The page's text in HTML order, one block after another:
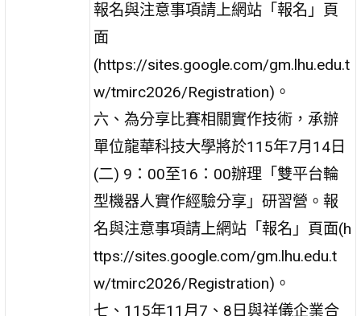
報名與注意事項請上網站「報名」頁
面
(https://sites.google.com/gm.lhu.edu.t
w/tmirc2026/Registration)。
六、為分享比賽相關實作技術，承辦
單位龍華科技大學將於115年7月14日
(二) 9：00至16：00辦理「雙平台輪
型機器人實作經驗分享」研習營。報
名與注意事項請上網站「報名」頁面(h
ttps://sites.google.com/gm.lhu.edu.t
w/tmirc2026/Registration)。
七、115年11月7、8日與祥儀企業合